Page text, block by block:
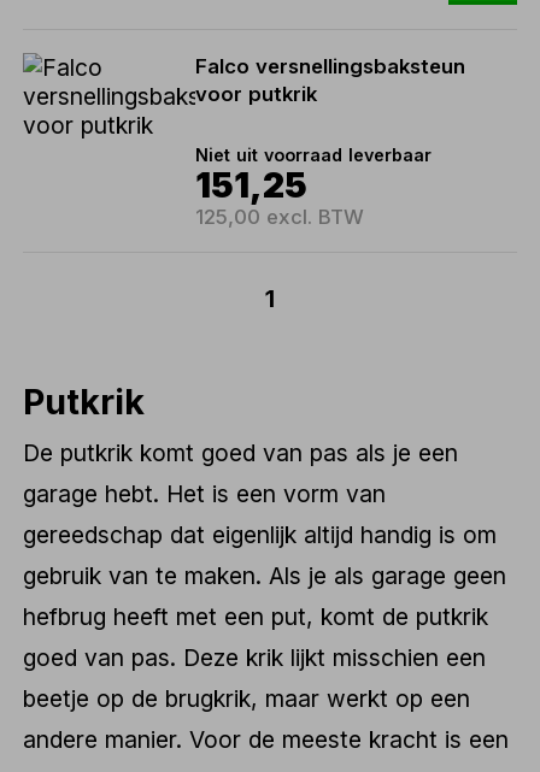
Falco versnellingsbaksteun
voor putkrik
Niet uit voorraad leverbaar
151,25
125,00 excl. BTW
1
Putkrik
De putkrik komt goed van pas als je een
garage hebt. Het is een vorm van
gereedschap dat eigenlijk altijd handig is om
gebruik van te maken. Als je als garage geen
hefbrug heeft met een put, komt de putkrik
goed van pas. Deze krik lijkt misschien een
beetje op de brugkrik, maar werkt op een
andere manier. Voor de meeste kracht is een